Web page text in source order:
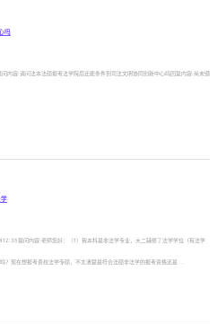
吗
容:请问法本法硕报考法学院后还能条件到司法文明协同创新中心吗回复内容:尚未颁
学
提问内容:老师您好：（1）我本科是非法学专业，大二辅修了法学学位（有法学
现在想报考贵校法学专硕，不太清楚是符合法硕非法学的报考资格还是 ...